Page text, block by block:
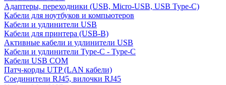
Адаптеры, переходники (USB, Micro-USB, USB Type-C)
Кабели для ноутбуков и компьютеров
Кабели и удлинители USB
Кабели для принтера (USB-B)
Активные кабели и удлинители USB
Кабели и удлинители Type-C - Type-C
Кабели USB COM
Патч-корды UTP (LAN кабели)
Соединители RJ45, вилочки RJ45